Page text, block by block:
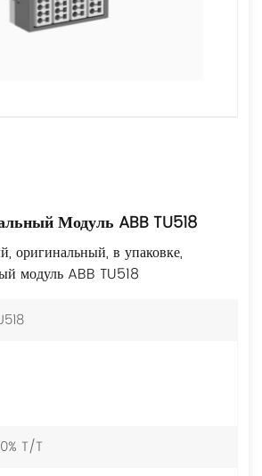
Модуль ABB TU518
оригинальный, в упаковке,
модуль ABB TU518
T/T